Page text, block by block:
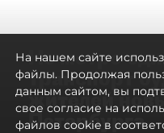
Не метро
транспорт
жителей
Петербурга
На нашем сайте
файлы. Продолжая
данным сайтом, вы
свое согласие на
файлов cookie в